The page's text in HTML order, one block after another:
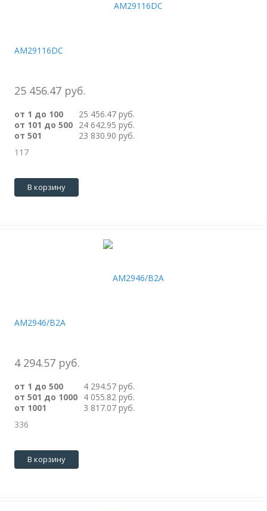
AM29116DC
25 456.47 руб.
от 1 до 100
25 456.47 руб.
от 101 до 500 24 642.95 руб.
от 501
23 830.90 руб.
117
В корзину
AM2946/B2A
4 294.57 руб.
от 1 до 500
4 294.57 руб.
от 501 до 1000 4 055.82 руб.
от 1001
3 817.07 руб.
336
В корзину